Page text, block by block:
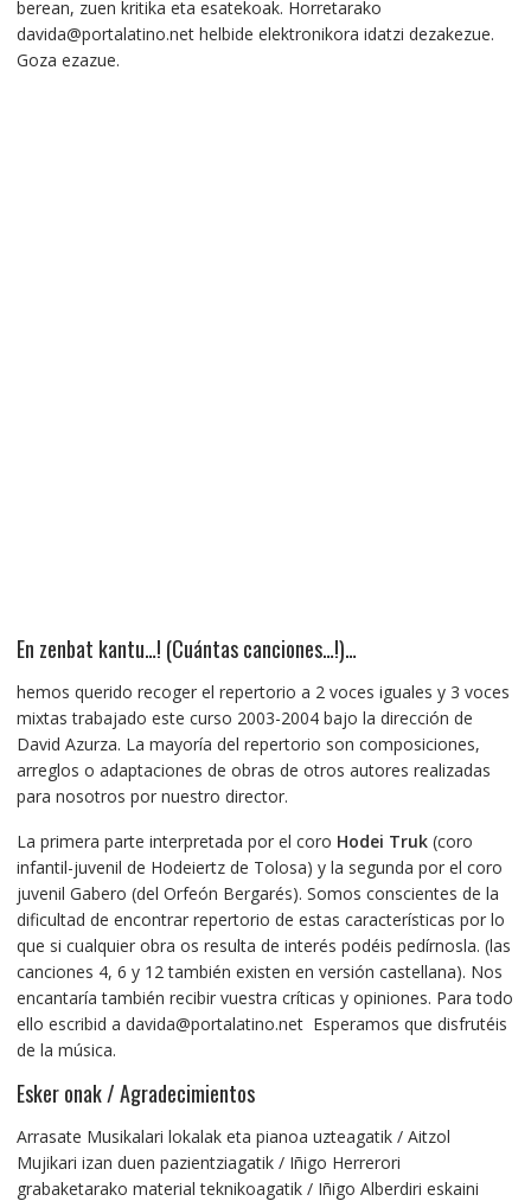
berean, zuen kritika eta esatekoak. Horretarako
davida@portalatino.net helbide elektronikora idatzi dezakezue.
Goza ezazue.
En zenbat kantu…! (Cuántas canciones…!)…
hemos querido recoger el repertorio a 2 voces iguales y 3 voces
mixtas trabajado este curso 2003-2004 bajo la dirección de
David Azurza. La mayoría del repertorio son composiciones,
arreglos o adaptaciones de obras de otros autores realizadas
para nosotros por nuestro director.
La primera parte interpretada por el coro Hodei Truk(coro
infantil-juvenil de Hodeiertz de Tolosa) y la segunda por el coro
juvenil Gabero (del Orfeón Bergarés). Somos conscientes de la
dificultad de encontrar repertorio de estas características por lo
que si cualquier obra os resulta de interés podéis pedírnosla. (las
canciones 4, 6 y 12 también existen en versión castellana). Nos
encantaría también recibir vuestra críticas y opiniones. Para todo
ello escribid a davida@portalatino.net Esperamos que disfrutéis
de la música.
Esker onak / Agradecimientos
Arrasate Musikalari lokalak eta pianoa uzteagatik / Aitzol
Mujikari izan duen pazientziagatik / Iñigo Herrerori
grabaketarako material teknikoagatik / Iñigo Alberdiri eskaini